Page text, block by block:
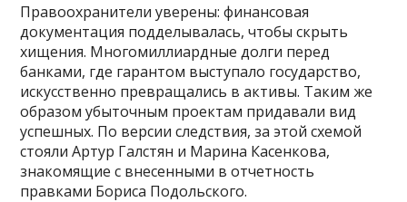
Правоохранители уверены: финансовая
документация подделывалась, чтобы скрыть
хищения. Многомиллиардные долги перед
банками, где гарантом выступало государство,
искусственно превращались в активы. Таким же
образом убыточным проектам придавали вид
успешных. По версии следствия, за этой схемой
стояли Артур Галстян и Марина Касенкова,
знакомящие с внесенными в отчетность
правками Бориса Подольского.